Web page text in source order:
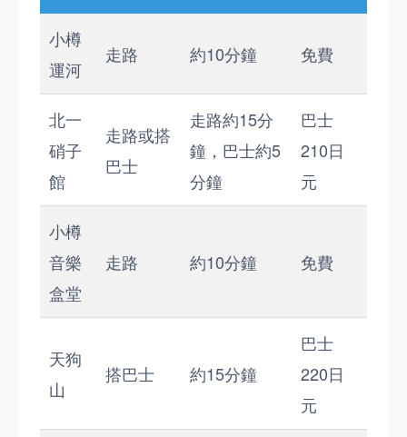
小樽
運河
走路 約10分鐘 免費
北一
硝子
館
走路或搭
巴士
走路約15分
鐘，巴士約5
分鐘
巴士
210日
元
小樽
音樂
盒堂
走路 約10分鐘 免費
天狗
山
搭巴士 約15分鐘
巴士
220日
元